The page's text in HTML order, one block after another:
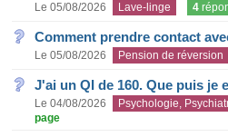
Le 05/08/2026 Lave-linge 4
Comment prendre contact
Le 05/08/2026 Pension de réversion
J'ai un QI de 160. Que puis je
Le 04/08/2026 Psychologie,
page